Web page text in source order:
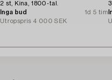
2 st, Kina, 1800-tal.
Inga bud
1d 5 tim
Utropspris 4 000 SEK